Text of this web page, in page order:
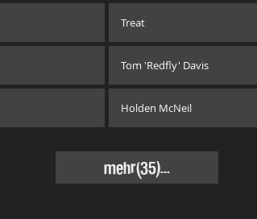
Treat
Tom 'Redfly' Davis
Holden McNeil
mehr(35)...